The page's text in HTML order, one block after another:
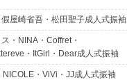
屋崎省吾・松田聖子成人式振袖
・NINA・Coffret・
・ItGirl・Dear成人式振袖
NICOLE・ViVi・JJ成人式振袖